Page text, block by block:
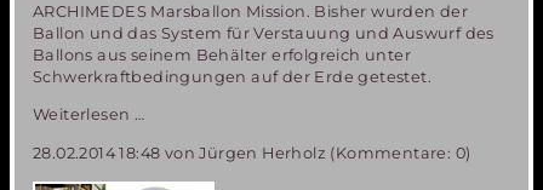
ARCHIMEDES Marsballon Mission. Bisher wurden der
Ballon und das System für Verstauung und Auswurf des
Ballons aus seinem Behälter erfolgreich unter
Schwerkraftbedingungen auf der Erde getestet.
Weiterlesen …
MIRIAM2
Programm-
28.02.2014 18:48 von Jürgen Herholz (Kommentare: 0)